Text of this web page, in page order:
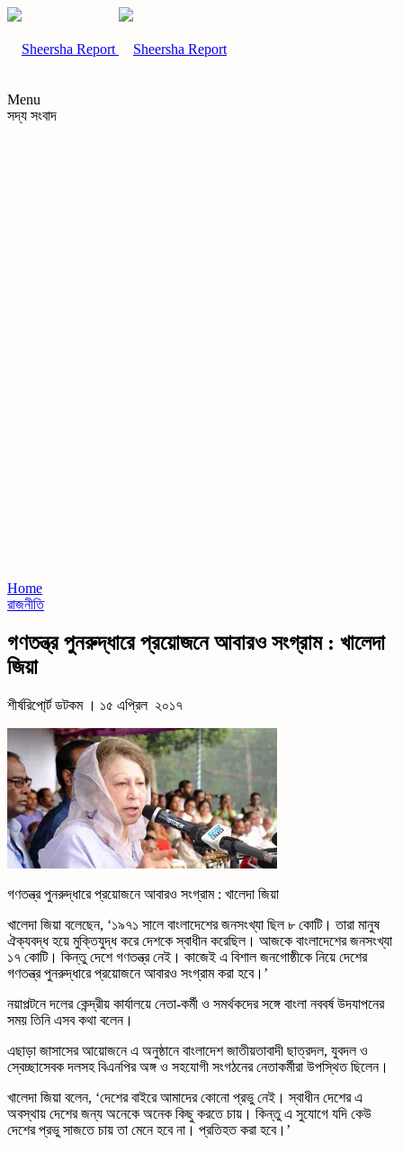
Menu
সদ্য সংবাদ
Home
রাজনীতি
গণতন্ত্র পুনরুদ্ধারে প্রয়োজনে আবারও সংগ্রাম : খালেদা
জিয়া
শীর্ষরিপো্র্ট ডটকম । ১৫ এপ্রিল ২০১৭
গণতন্ত্র পুনরুদ্ধারে প্রয়োজনে আবারও সংগ্রাম : খালেদা জিয়া
খালেদা জিয়া বলেছেন, ‘১৯৭১ সালে বাংলাদেশের জনসংখ্যা ছিল ৮ কোটি। তারা মানুষ
ঐক্যবদ্ধ হয়ে মুক্তিযুদ্ধ করে দেশকে স্বাধীন করেছিল। আজকে বাংলাদেশের জনসংখ্যা
১৭ কোটি। কিন্তু দেশে গণতন্ত্র নেই। কাজেই এ বিশাল জনগোষ্ঠীকে নিয়ে দেশের
গণতন্ত্র পুনরুদ্ধারে প্রয়োজনে আবারও সংগ্রাম করা হবে।’
নয়াপল্টনে দলের কেন্দ্রীয় কার্যালয়ে নেতা-কর্মী ও সমর্থকদের সঙ্গে বাংলা নববর্ষ উদযাপনের
সময় তিনি এসব কথা বলেন।
এছাড়া জাসাসের আয়োজনে এ অনুষ্ঠানে বাংলাদেশ জাতীয়তাবাদী ছাত্রদল, যুবদল ও
স্বেচ্ছাসেবক দলসহ বিএনপির অঙ্গ ও সহযোগী সংগঠনের নেতাকর্মীরা উপস্থিত ছিলেন।
খালেদা জিয়া বলেন, ‘দেশের বাইরে আমাদের কোনো প্রভু নেই। স্বাধীন দেশের এ
অবস্থায় দেশের জন্য অনেকে অনেক কিছু করতে চায়। কিন্তু এ সুযোগে যদি কেউ
দেশের প্রভু সাজতে চায় তা মেনে হবে না। প্রতিহত করা হবে।’